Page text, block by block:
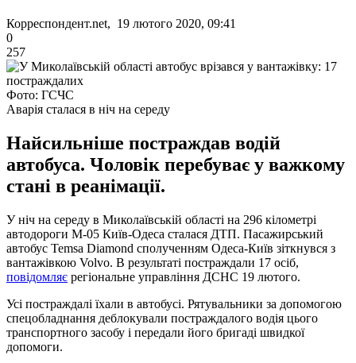
Корреспондент.net, 19 лютого 2020, 09:41
0
257
Фото: ГСЧС
Аварія сталася в ніч на середу
Найсильніше постраждав водій
автобуса. Чоловік перебуває у важкому
стані в реанімації.
У ніч на середу в Миколаївській області на 296 кілометрі
автодороги М-05 Київ-Одеса сталася ДТП. Пасажирський
автобус Temsa Diamond сполученням Одеса-Київ зіткнувся з
вантажівкою Volvo. В результаті постраждали 17 осіб,
повідомляє регіональне управління ДСНС 19 лютого.
Усі постраждалі їхали в автобусі. Рятувальники за допомогою
спецобладнання деблокували постраждалого водія цього
транспортного засобу і передали його бригаді швидкої
допомоги.